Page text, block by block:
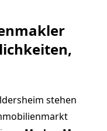
stehen